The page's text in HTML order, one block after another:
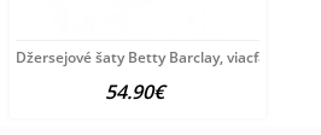
Džersejové šaty Betty Barclay, viacfarebné
54.90€